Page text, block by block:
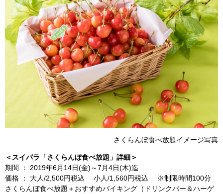
さくらんぼ食べ放題イメージ写真
＜スイパラ「さくらんぼ食べ放題」詳細＞
期間 ： 2019年6月14日(金)～7月4日(木)迄
価格 ： 大人/2,500円税込 小人/1,560円税込 ※制限時間100分
さくらんぼ食べ放題＋おすすめバイキング（ドリンクバー＆ハーゲ